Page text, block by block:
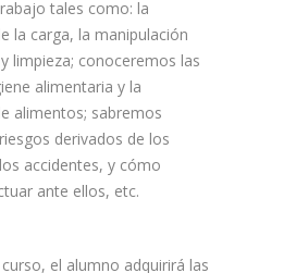
tales como: la
la carga, la manipulación
limpieza; conoceremos las
alimentaria y la
alimentos; sabremos
derivados de los
accidentes, y cómo
ante ellos, etc.
el alumno adquirirá las